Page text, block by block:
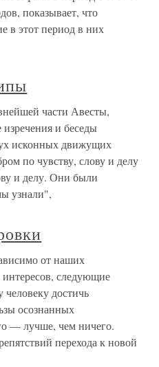
показывает, что
в этот период в них
части Авесты,
и беседы
исконных движущих
по чувству, слову и делу
и делу. Они были
узнали",
от наших
следующие
достичь
осознанных
— лучше, чем ничего.
перехода к новой